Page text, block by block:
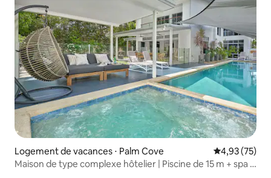
Logement de vacances ⋅ Palm Cove Évaluation
4,93 (75)
Maison de type complexe hôtelier | Piscine de 15 m + spa |